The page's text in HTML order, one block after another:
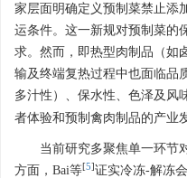
家层面明确定义预制菜禁止添
运条件。这一新规对预制菜的
求。然而，即热型肉制品（如
输及终端复热过程中也面临品
多汁性）、保水性、色泽及风
者体验和预制禽肉制品的产业
当前研究多聚焦单一环节
方面，Bai等[5]证实冷冻-解冻